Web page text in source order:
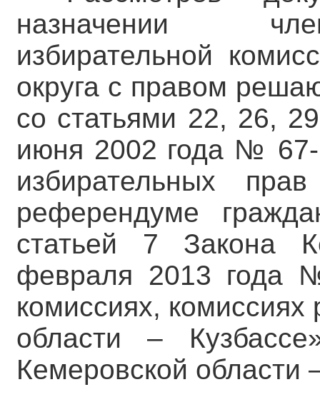
назначении
избирательной
округа с правом
со статьями 22, 26,
июня 2002 года №
избирательных
референдуме
статьей 7 Закона
февраля 2013 года
комиссиях,
области –
Кемеровской области